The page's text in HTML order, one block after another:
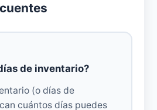
de inventario?
(o días de
cuántos días puedes